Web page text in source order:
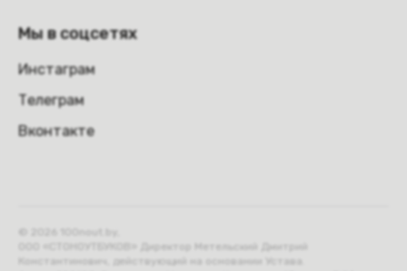
Мы в соцсетях
Инстаграм
Телеграм
Вконтакте
ООО «СТОНОУТБУКОВ» Директор Метельский Дмитрий
Константинович, действующий на основании Устава.